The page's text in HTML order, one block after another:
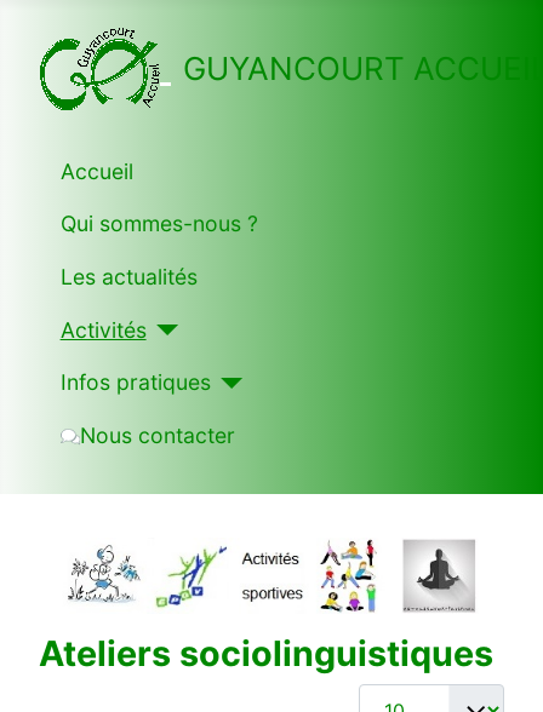
GUYANCOURT
Accueil
Qui sommes-nous ?
Les actualités
Activités
Infos pratiques
Nous contacter
Ateliers sociolinguistiques
Affichage #